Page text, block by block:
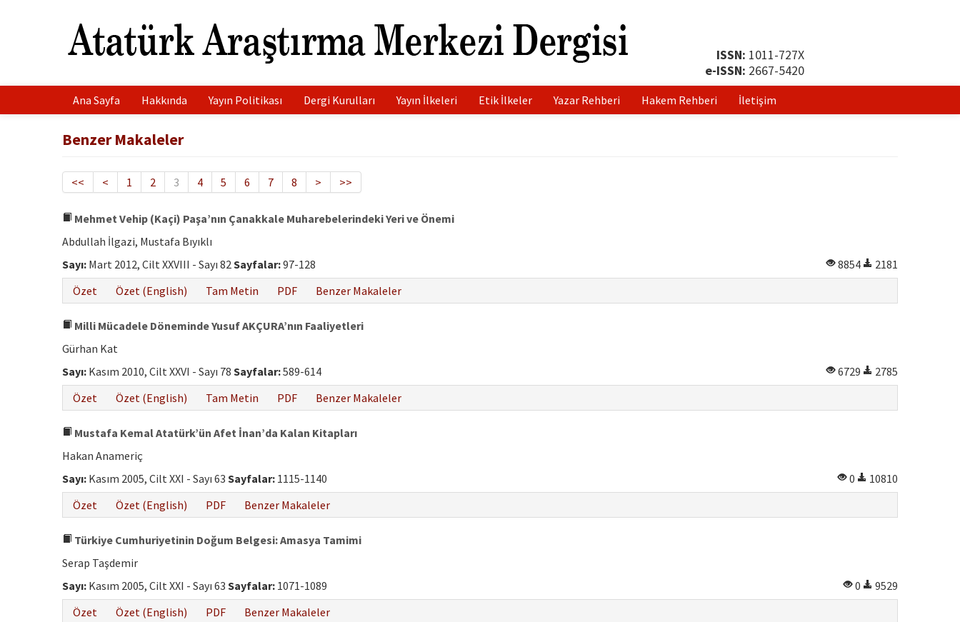
ISSN: 1011-727X
e-ISSN: 2667-5420
Ana Sayfa Hakkında Yayın Politikası Dergi Kurulları Yayın İlkeleri Etik İlkeler Yazar Rehberi Hakem Rehberi İletişim
Benzer Makaleler
<< < 1 2 3 4 5 6 7 8 > >>
Mehmet Vehip (Kaçi) Paşa’nın Çanakkale Muharebelerindeki Yeri ve Önemi
Abdullah İlgazi, Mustafa Bıyıklı
Sayı: Mart 2012, Cilt XXVIII - Sayı 82Sayfalar:97-128 8854
2181
Özet
Özet (English) Tam Metin PDF Benzer Makaleler
Milli Mücadele Döneminde Yusuf AKÇURA’nın Faaliyetleri
Gürhan Kat
Sayı: Kasım 2010, Cilt XXVI - Sayı 78 Sayfalar:589-614 6729
2785
Özet
Özet (English) Tam Metin PDF Benzer Makaleler
Mustafa Kemal Atatürk’ün Afet İnan’da Kalan Kitapları
Hakan Anameriç
Sayı: Kasım 2005, Cilt XXI - Sayı 63 Sayfalar: 1115-1140 0
10810
Özet
Özet (English) PDF Benzer Makaleler
Türkiye Cumhuriyetinin Doğum Belgesi: Amasya Tamimi
Serap Taşdemir
Sayı: Kasım 2005, Cilt XXI - Sayı 63 Sayfalar: 1071-1089 0
9529
Özet
Özet (English) PDF Benzer Makaleler